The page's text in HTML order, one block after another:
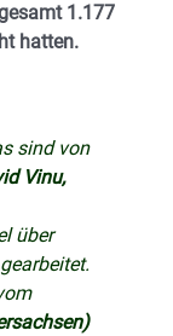
1.177
hatten.
sind von
Vinu,
über